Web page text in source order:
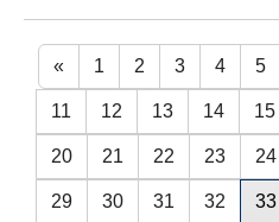
« 1 2 3 4 5
11 12 13 14 15
20 21 22 23 24
29 30 31 32 33